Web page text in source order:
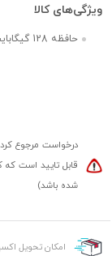
ویژگی‌های کالا
حافظه 128 گیگابایت
درخواست مرجوع
قابل تایید است که
شده باشد)
امکان تحویل